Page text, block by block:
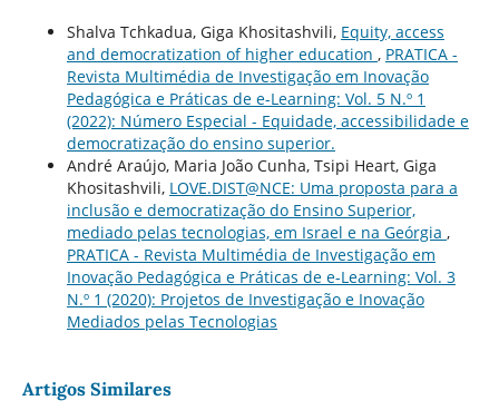
Shalva Tchkadua, Giga Khositashvili, Equity, access
and democratization of higher education , PRATICA -
Revista Multimédia de Investigação em Inovação
Pedagógica e Práticas de e-Learning: Vol. 5 N.º 1
(2022): Número Especial - Equidade, accessibilidade e
democratização do ensino superior.
André Araújo, Maria João Cunha, Tsipi Heart, Giga
Khositashvili, LOVE.DIST@NCE: Uma proposta para a
inclusão e democratização do Ensino Superior,
mediado pelas tecnologias, em Israel e na Geórgia ,
PRATICA - Revista Multimédia de Investigação em
Inovação Pedagógica e Práticas de e-Learning: Vol. 3
N.º 1 (2020): Projetos de Investigação e Inovação
Mediados pelas Tecnologias
Artigos Similares